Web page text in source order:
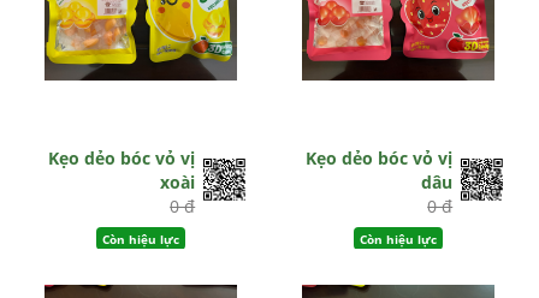
Kẹo dẻo bóc vỏ vị
xoài
0 đ
Còn hiệu lực
Kẹo dẻo bóc vỏ vị
dâu
0 đ
Còn hiệu lực